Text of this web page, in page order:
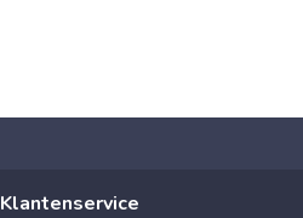
Klantenservice